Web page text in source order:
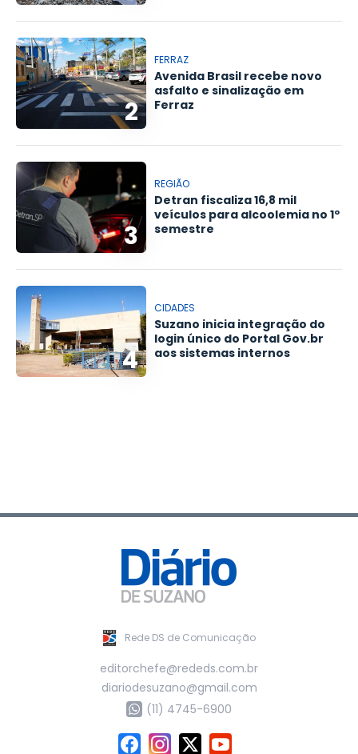
2
FERRAZ
Avenida Brasil recebe novo
asfalto e sinalização em
Ferraz
3
REGIÃO
Detran fiscaliza 16,8 mil
veículos para alcoolemia no 1º
semestre
4
CIDADES
Suzano inicia integração do
login único do Portal Gov.br
aos sistemas internos
Rede DS de Comunicação
editorchefe@rededs.com.br
diariodesuzano@gmail.com
(11) 4745-6900